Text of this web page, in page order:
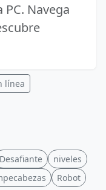
Navega
línea
Desafiante
niveles
Robot